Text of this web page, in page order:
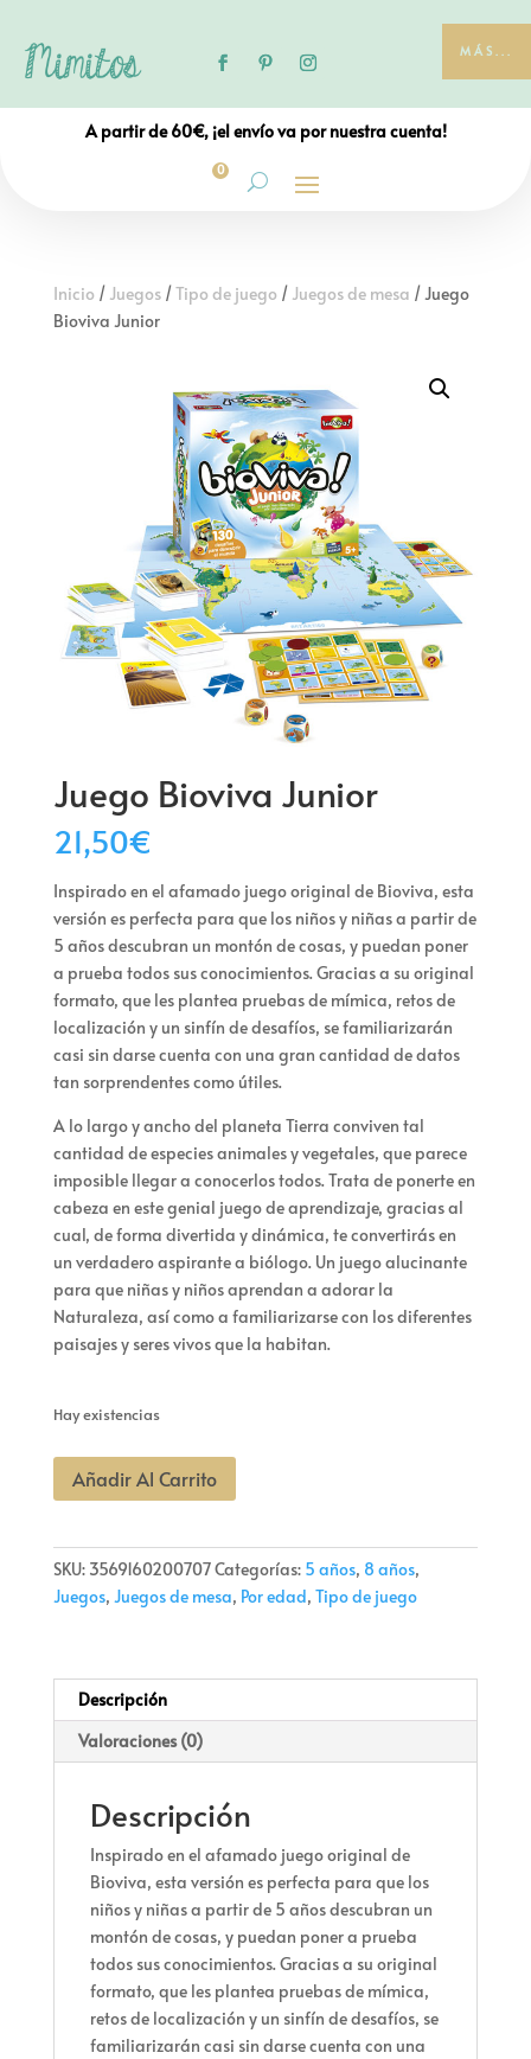
MÁS...
A partir de 60€, ¡el envío va por nuestra cuenta!
0
Inicio / Juegos/Tipo de juego / Juegos de mesa / Juego
Bioviva Junior
Juego Bioviva Junior
21,50€
Inspirado en el afamado juego original de Bioviva, esta
versión es perfecta para que los niños y niñas a partir de
5 años descubran un montón de cosas, y puedan poner
a prueba todos sus conocimientos. Gracias a su original
formato, que les plantea pruebas de mímica, retos de
localización y un sinfín de desafíos, se familiarizarán
casi sin darse cuenta con una gran cantidad de datos
tan sorprendentes como útiles.
A lo largo y ancho del planeta Tierra conviven tal
cantidad de especies animales y vegetales, que parece
imposible llegar a conocerlos todos. Trata de ponerte en
cabeza en este genial juego de aprendizaje, gracias al
cual, de forma divertida y dinámica, te convertirás en
un verdadero aspirante a biólogo. Un juego alucinante
para que niñas y niños aprendan a adorar la
Naturaleza, así como a familiarizarse con los diferentes
paisajes y seres vivos que la habitan.
Hay existencias
Juego
Bioviva
cantidad
Añadir Al Carrito
SKU: 3569160200707Categorías: 5 años, 8 años,
Juegos, Juegos de mesa, Por edad, Tipo de juego
Descripción
Valoraciones (0)
Descripción
Inspirado en el afamado juego original de
Bioviva, esta versión es perfecta para que los
niños y niñas a partir de 5 años descubran un
montón de cosas, y puedan poner a prueba
todos sus conocimientos. Gracias a su original
formato, que les plantea pruebas de mímica,
retos de localización y un sinfín de desafíos, se
familiarizarán casi sin darse cuenta con una